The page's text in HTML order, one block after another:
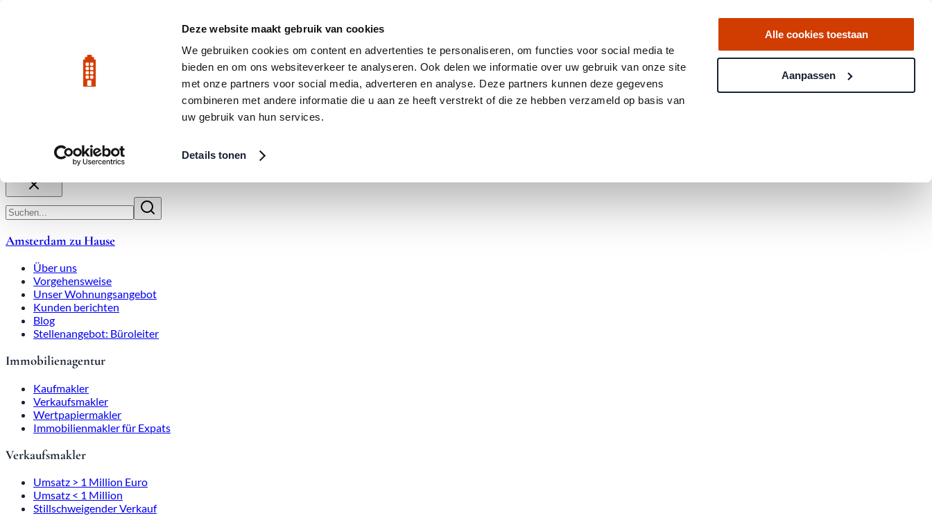
Deze website maakt gebruik van cookies
We gebruiken cookies om content en advertenties te personaliseren, om functies voor social media te
bieden en om ons websiteverkeer te analyseren. Ook delen we informatie over uw gebruik van onze site
met onze partners voor social media, adverteren en analyse. Deze partners kunnen deze gegevens
combineren met andere informatie die u aan ze heeft verstrekt of die ze hebben verzameld op basis van
uw gebruik van hun services.
Details tonen
Alle cookies toestaan
Aanpassen
Bewertet mit 9,8
Amsterdam zu Hause
Über uns
Vorgehensweise
Unser Wohnungsangebot
Kunden berichten
Blog
Stellenangebot: Büroleiter
Immobilienagentur
Kaufmakler
Verkaufsmakler
Wertpapiermakler
Immobilienmakler für Expats
Verkaufsmakler
Umsatz > 1 Million Euro
Umsatz < 1 Million
Stillschweigender Verkauf